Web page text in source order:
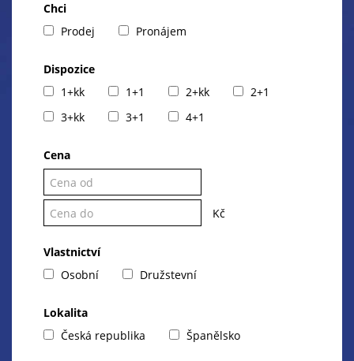
Chci
Prodej
Pronájem
Dispozice
1+kk
1+1 2+kk
2+1
3+kk
3+1 4+1
Cena
Kč
Vlastnictví
Osobní
Družstevní
Lokalita
Česká republika
Španělsko